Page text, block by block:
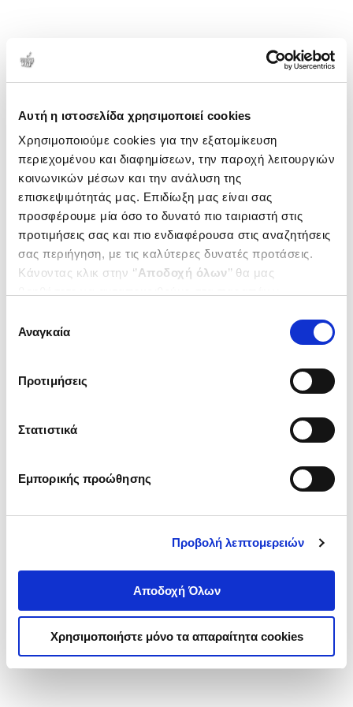
Αυτή η ιστοσελίδα χρησιμοποιεί cookies
Χρησιμοποιούμε cookies για την εξατομίκευση
περιεχομένου και διαφημίσεων, την παροχή λειτουργιών
κοινωνικών μέσων και την ανάλυση της
επισκεψιμότητάς μας. Επιδίωξη μας είναι σας
προσφέρουμε μία όσο το δυνατό πιο ταιριαστή στις
προτιμήσεις σας και πιο ενδιαφέρουσα στις αναζητήσεις
σας περιήγηση, με τις καλύτερες δυνατές προτάσεις.
Κάνοντας κλικ στην ‘’Αποδοχή όλων’’ θα μας
ενδιαφέρουν και να επιλέξετε από τα παρακάτω με την
΄΄και να ενημερωθείτε σχετικά με
συγκατάθεσης
Αναγκαία
Προτιμήσεις
Στατιστικά
Εμπορικής προώθησης
Προβολή λεπτομερειών
Αποδοχή Όλων
Χρησιμοποιήστε μόνο τα απαραίτητα cookies